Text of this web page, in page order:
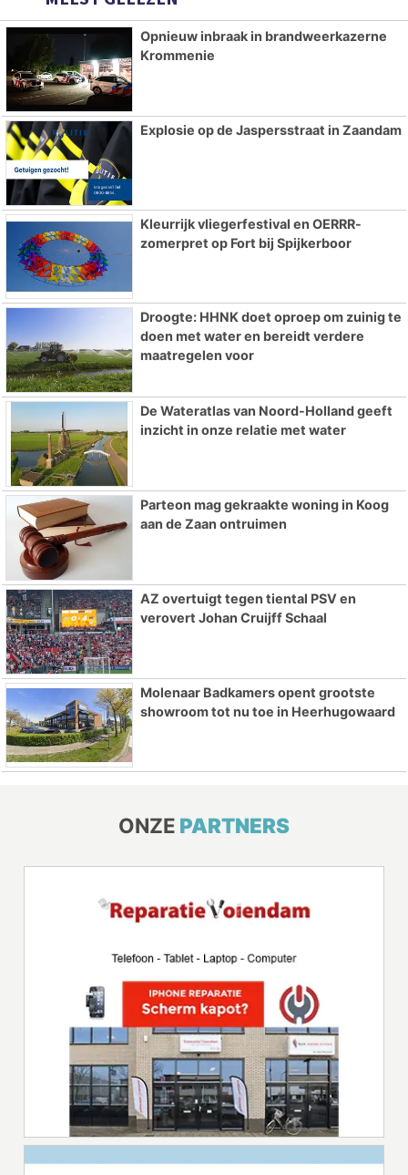
Opnieuw inbraak in brandweerkazerne
Krommenie
Explosie op de Jaspersstraat in Zaandam
Kleurrijk vliegerfestival en OERRR-
zomerpret op Fort bij Spijkerboor
Droogte: HHNK doet oproep om zuinig te
doen met water en bereidt verdere
maatregelen voor
De Wateratlas van Noord-Holland geeft
inzicht in onze relatie met water
Parteon mag gekraakte woning in Koog
aan de Zaan ontruimen
AZ overtuigt tegen tiental PSV en
verovert Johan Cruijff Schaal
Molenaar Badkamers opent grootste
showroom tot nu toe in Heerhugowaard
ONZE PARTNERS